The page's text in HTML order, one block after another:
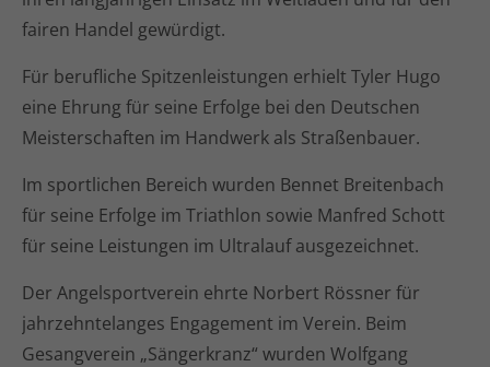
fairen Handel gewürdigt.
Für berufliche Spitzenleistungen erhielt Tyler Hugo
eine Ehrung für seine Erfolge bei den Deutschen
Meisterschaften im Handwerk als Straßenbauer.
Im sportlichen Bereich wurden Bennet Breitenbach
für seine Erfolge im Triathlon sowie Manfred Schott
für seine Leistungen im Ultralauf ausgezeichnet.
Der Angelsportverein ehrte Norbert Rössner für
jahrzehntelanges Engagement im Verein. Beim
Gesangverein „Sängerkranz“ wurden Wolfgang